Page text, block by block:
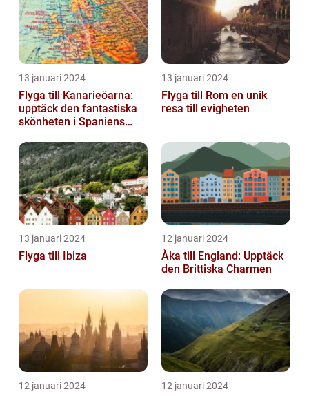
13 januari 2024
Flyga till Kanarieöarna:
upptäck den fantastiska
skönheten i Spaniens
13 januari 2024
Flyga till Rom en unik
resa till evigheten
13 januari 2024
Flyga till Ibiza
12 januari 2024
Åka till England: Upptäck
den Brittiska Charmen
12 januari 2024 12 januari 2024